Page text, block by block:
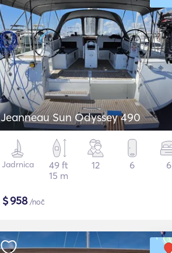
Jeanneau Sun Odyssey 490
Jadrnica
49 ft
15 m
12 6 6
$958/noč